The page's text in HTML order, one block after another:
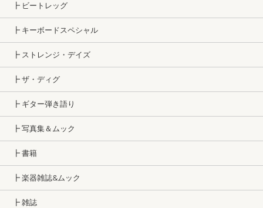
┣ ビートレッグ
┣ キーボードスペシャル
┣ ストレンジ・デイズ
┣ ザ・ディグ
┣ ギター弾き語り
┣ 写真集＆ムック
┣ 書籍
┣ 楽器雑誌&ムック
┣ 雑誌